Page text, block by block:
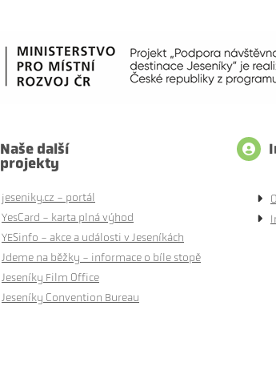
Naše další
projekty
jeseniky.cz - portál
YesCard - karta plná výhod
YESinfo - akce a události v Jeseníkách
Jdeme na běžky - informace o bíle stopě
Jeseníky Film Office
Jeseníky Convention Bureau